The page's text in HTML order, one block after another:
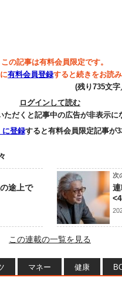
この記事は有料会員限定です。
有料会員登録すると続きをお読み
(残り735文
ログインして読む
ただくと記事中の広告が非表示に
に登録すると有料会員限定記事が3
途上で
次
この連載の一覧を見る
マネー 健康